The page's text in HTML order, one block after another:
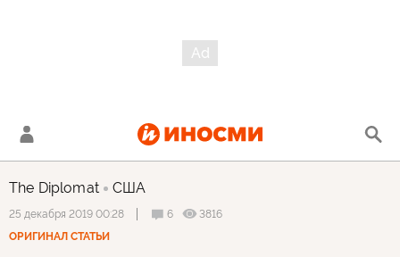
The Diplomat США
25 декабря 2019 00:28 6
3816
ОРИГИНАЛ СТАТЬИ